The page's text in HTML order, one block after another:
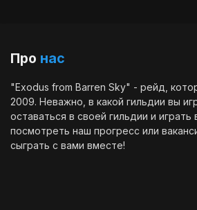
Про нас
"Exodus from Barren Sky" - рейд,
2009. Неважно, в какой гильдии вы
оставаться в своей гильдии и
посмотреть наш прогресс или
сыграть с вами вместе!